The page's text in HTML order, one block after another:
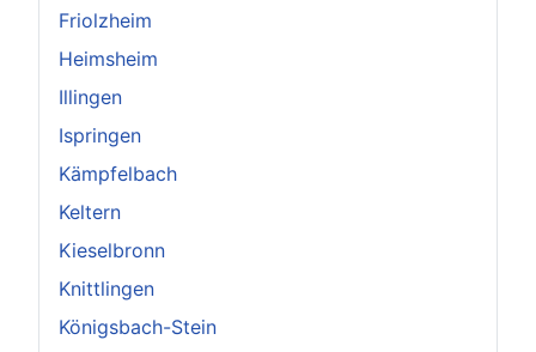
Friolzheim
Heimsheim
Illingen
Ispringen
Kämpfelbach
Keltern
Kieselbronn
Knittlingen
Königsbach-Stein